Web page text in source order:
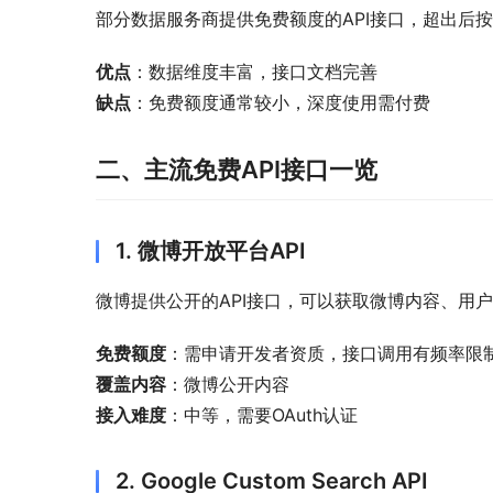
部分数据服务商提供免费额度的API接口，超出后按
优点 ：数据维度丰富，接口文档完善
缺点 ：免费额度通常较小，深度使用需付费
二、主流免费API接口一览
1. 微博开放平台API
微博提供公开的API接口，可以获取微博内容、用户
免费额度 ：需申请开发者资质，接口调用有频率限
覆盖内容 ：微博公开内容
接入难度 ：中等，需要OAuth认证
2. Google Custom Search API